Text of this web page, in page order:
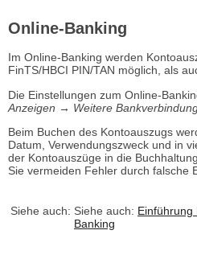
Online-Banking
Im Online-Banking werden
FinTS/HBCI PIN/TAN möglich, als
Die Einstellungen zum Online-
Anzeigen → Weitere
Beim Buchen des Kontoauszugs
Datum, Verwendungszweck und in
der Kontoauszüge in die
Sie vermeiden Fehler durch falsche
Siehe auch: Siehe auch: Einführung
Banking